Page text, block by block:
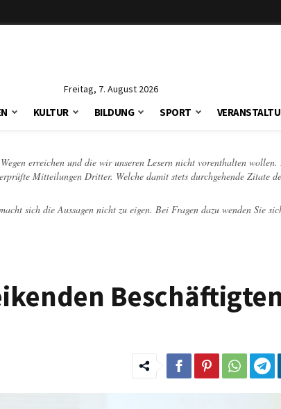
Freitag, 7. August 2026
KULTUR BILDUNG SPORT
erreichen und die wir unseren Lesern nicht vorenthalten
Mitteilungen Dritter. Welche damit stets durchgehende Zitate
sich die Aussagen nicht zu eigen. Bei Fragen dazu wenden Sie